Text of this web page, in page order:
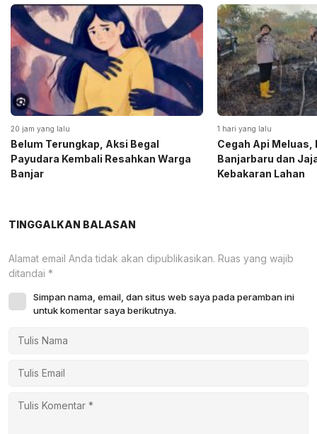
20 jam yang lalu
Belum Terungkap, Aksi Begal
Payudara Kembali Resahkan Warga
Banjar
1 hari yang lalu
Cegah Api Meluas,
Banjarbaru dan
Kebakaran Lahan
TINGGALKAN BALASAN
Alamat email Anda tidak akan dipublikasikan. Ruas yang wajib
ditandai *
Simpan nama, email, dan situs web saya pada peramban ini
untuk komentar saya berikutnya.